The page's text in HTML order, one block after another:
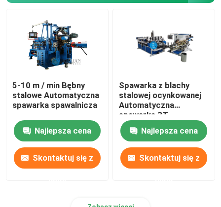
5-10 m / min Bębny
stalowe Automatyczna
spawarka spawalnicza
Najlepsza cena
Skontaktuj się z
Spawarka z blachy
stalowej ocynkowanej
Automatyczna
spawarka 3T
Najlepsza cena
Skontaktuj się z